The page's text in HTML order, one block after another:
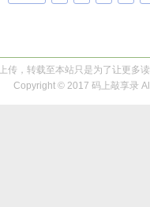
传，转载至本站只是为了让更多
Copyright © 2017 码上敲享录